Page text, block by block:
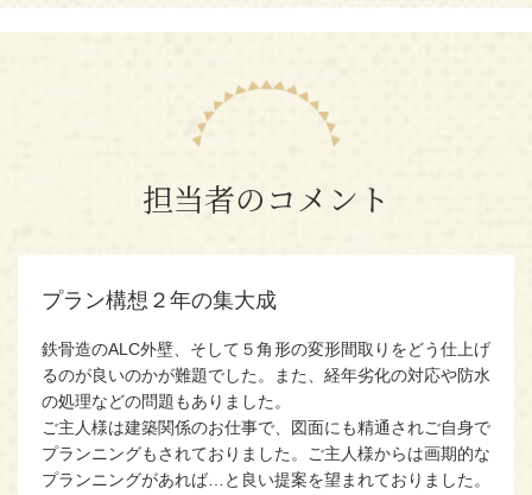
担当者のコメント
プラン構想２年の集大成
鉄骨造のALC外壁、そして５角形の変形間取りをどう仕上げ
るのが良いのかが難題でした。また、経年劣化の対応や防水
の処理などの問題もありました。
ご主人様は建築関係のお仕事で、図面にも精通されご自身で
プランニングもされておりました。ご主人様からは画期的な
プランニングがあれば…と良い提案を望まれておりました。